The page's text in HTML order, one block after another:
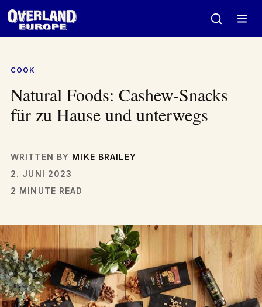
COOK
Natural Foods: Cashew-Snacks
für zu Hause und unterwegs
WRITTEN BY MIKE BRAILEY
2. JUNI 2023
2 MINUTE READ